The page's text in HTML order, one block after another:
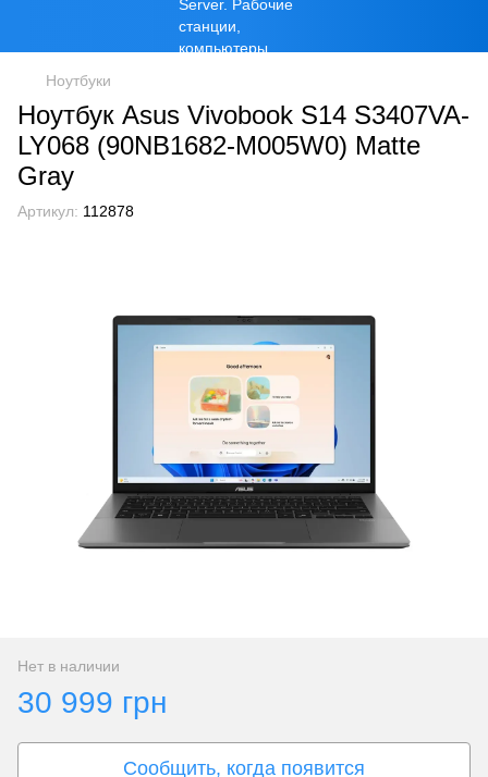
Ноутбуки
Ноутбук Asus Vivobook S14 S3407VA-
LY068 (90NB1682-M005W0) Matte
Gray
Артикул: 112878
Нет в наличии
30 999 грн
Сообщить, когда появится